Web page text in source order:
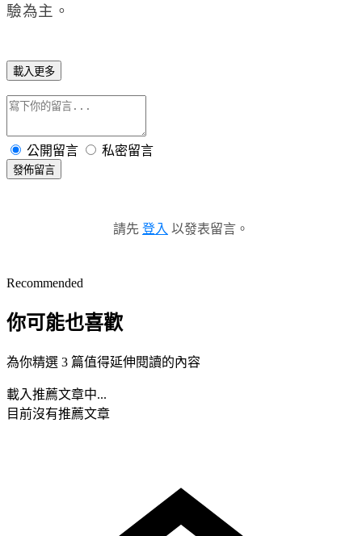
驗為主。
載入更多
公開留言 私密留言
發佈留言
請先 登入 以發表留言。
Recommended
你可能也喜歡
為你精選 3 篇值得延伸閱讀的內容
載入推薦文章中...
目前沒有推薦文章